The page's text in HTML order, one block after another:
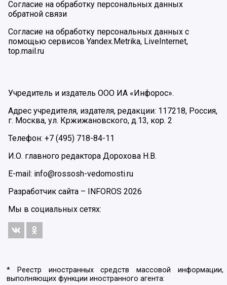
Согласие на обработку персональных данных
обратной связи
Согласие на обработку персональных данных с
помощью сервисов Yandex.Metrika, LiveInternet,
top.mail.ru
Учредитель и издатель ООО ИА «Инфорос».
Адрес учредителя, издателя, редакции: 117218, Россия,
г. Москва, ул. Кржижановского, д.13, кор. 2
Телефон: +7 (495) 718-84-11
И.О. главного редактора Дорохова Н.В.
E-mail: info@rossosh-vedomosti.ru
Разработчик сайта – INFOROS 2026
Мы в социальных сетях:
* Реестр иностранных средств массовой информации,
выполняющих функции иностранного агента: